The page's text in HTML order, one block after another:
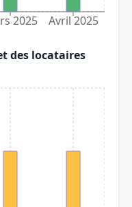
2025 Avril 2025
des locataires